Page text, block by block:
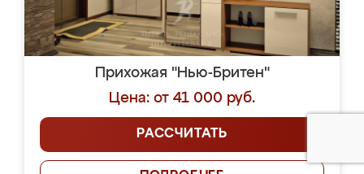
Прихожая "Нью-Бритен"
Цена: от 41 000 руб.
РАССЧИТАТЬ